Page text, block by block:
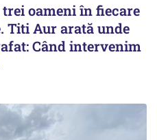
oameni în fiecare
Titi Aur arată unde
Când intervenim